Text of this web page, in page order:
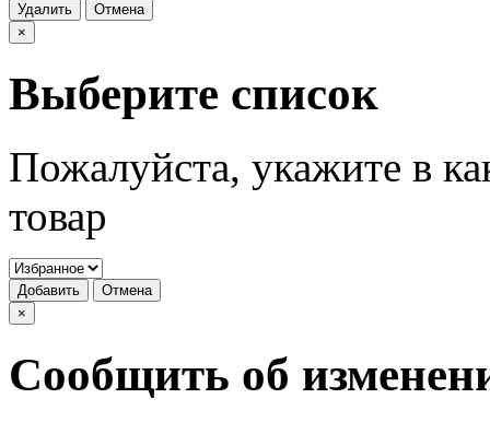
Удалить
Отмена
×
Выберите список
Пожалуйста, укажите в
товар
Добавить
Отмена
×
Сообщить об